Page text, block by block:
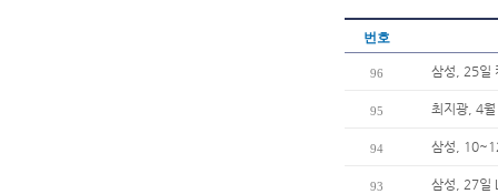
번호
96 삼성, 25일
95 최지광, 4
94 삼성,
93 삼성, 27일